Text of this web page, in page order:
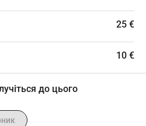
25 €
10 €
до цього